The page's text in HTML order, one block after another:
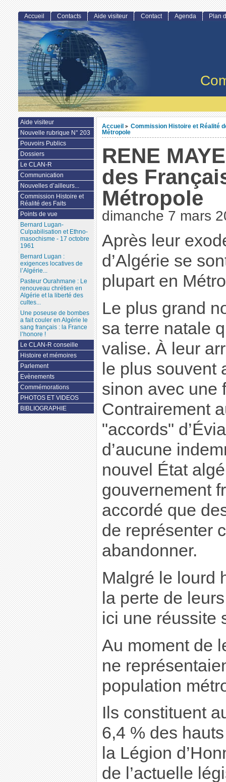
Accueil > Commission Histoire et Réalité
Métropole
RENE
des
Métropole
dimanche 7 mars
Après leur
d’Algérie se
plupart en
Le plus grand
sa terre natale
valise. À leur
le plus souvent
sinon avec une
Contrairement
"accords"
d’aucune
nouvel État
gouvernement
accordé que
de représenter
abandonner.
Malgré le lourd
la perte de
ici une réussite
Au moment de
ne
population
Ils constituent
6,4 % des
la Légion
de l’actuelle
Accueil Contacts Aide visiteur Contact Agenda Plan
Aide visiteur
Nouvelle rubrique N° 203
Pouvoirs Publics
Dossiers
Le CLAN-R
Communication
Nouvelles d’ailleurs...
Commission Histoire et
Réalité des Faits
Points de vue
Bernard Lugan-
Culpabilisation et Ethno-
masochisme - 17 octobre
1961
Bernard Lugan :
exigences locatives de
l’Algérie...
Pasteur Ourahmane : Le
renouveau chrétien en
Algérie et la liberté des
cultes...
Une poseuse de bombes
a fait couler en Algérie le
sang français : la France
l’honore !
Le CLAN-R conseille
Histoire et mémoires
Parlement
Evènements
Commémorations
PHOTOS ET VIDEOS
BIBLIOGRAPHIE